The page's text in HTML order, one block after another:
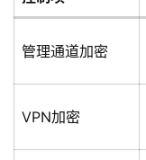
A
实
管理通道加密
VPN加密